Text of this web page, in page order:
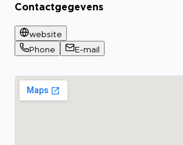
Contactgegevens
website
Phone
E-mail